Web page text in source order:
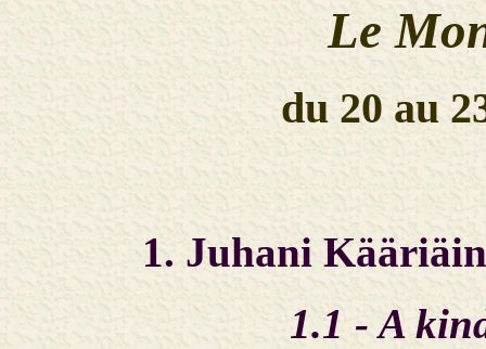
Le
du 20 au
1. Juhani
1.1 - A